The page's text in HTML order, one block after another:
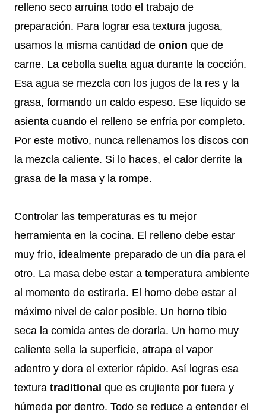
relleno seco arruina todo el trabajo de
preparación. Para lograr esa textura jugosa,
usamos la misma cantidad de onion que de
carne. La cebolla suelta agua durante la cocción.
Esa agua se mezcla con los jugos de la res y la
grasa, formando un caldo espeso. Ese líquido se
asienta cuando el relleno se enfría por completo.
Por este motivo, nunca rellenamos los discos con
la mezcla caliente. Si lo haces, el calor derrite la
grasa de la masa y la rompe.
Controlar las temperaturas es tu mejor
herramienta en la cocina. El relleno debe estar
muy frío, idealmente preparado de un día para el
otro. La masa debe estar a temperatura ambiente
al momento de estirarla. El horno debe estar al
máximo nivel de calor posible. Un horno tibio
seca la comida antes de dorarla. Un horno muy
caliente sella la superficie, atrapa el vapor
adentro y dora el exterior rápido. Así logras esa
textura traditional que es crujiente por fuera y
húmeda por dentro. Todo se reduce a entender el